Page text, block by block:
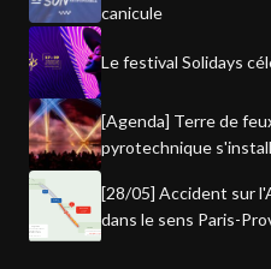
canicule
Le festival Solidays
[Agenda] Terre de
pyrotechnique
[28/05] Accident sur
dans le sens Paris-